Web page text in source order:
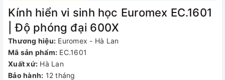
Kính hiển vi sinh học Euromex EC.1601
| Độ phóng đại 600X
Thương hiệu: Euromex - Hà Lan
Mã sản phẩm: EC.1601
Xuất xứ: Hà Lan
Bảo hành: 12 tháng